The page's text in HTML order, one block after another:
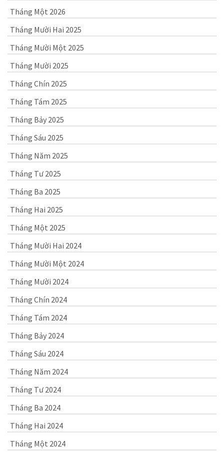
Tháng Một 2026
Tháng Mười Hai 2025
Tháng Mười Một 2025
Tháng Mười 2025
Tháng Chín 2025
Tháng Tám 2025
Tháng Bảy 2025
Tháng Sáu 2025
Tháng Năm 2025
Tháng Tư 2025
Tháng Ba 2025
Tháng Hai 2025
Tháng Một 2025
Tháng Mười Hai 2024
Tháng Mười Một 2024
Tháng Mười 2024
Tháng Chín 2024
Tháng Tám 2024
Tháng Bảy 2024
Tháng Sáu 2024
Tháng Năm 2024
Tháng Tư 2024
Tháng Ba 2024
Tháng Hai 2024
Tháng Một 2024